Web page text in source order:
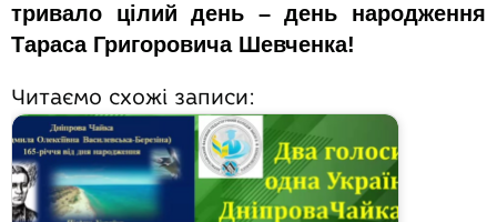
тривало цілий день – день народження
Тараса Григоровича Шевченка!
Читаємо схожі записи: